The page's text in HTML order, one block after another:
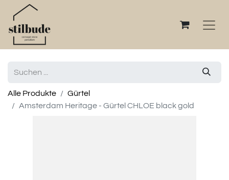
Alle Produkte
Gürtel
Amsterdam Heritage - Gürtel CHLOE black gold